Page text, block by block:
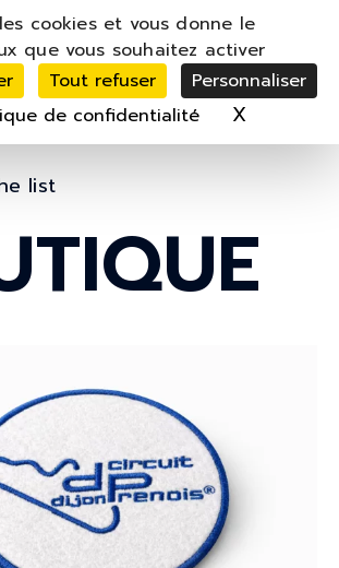
PANIER 0
list
des cookies
cookies et vous donne le
que vous souhaitez activer
Tout refuser
Personnaliser
de confidentialité
X